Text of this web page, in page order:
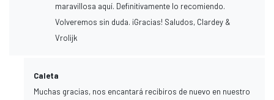
maravillosa aquí. Definitivamente lo recomiendo.
Volveremos sin duda. ¡Gracias! Saludos, Clardey &
Vrolijk
Caleta
Muchas gracias, nos encantará recibiros de nuevo en nuestro